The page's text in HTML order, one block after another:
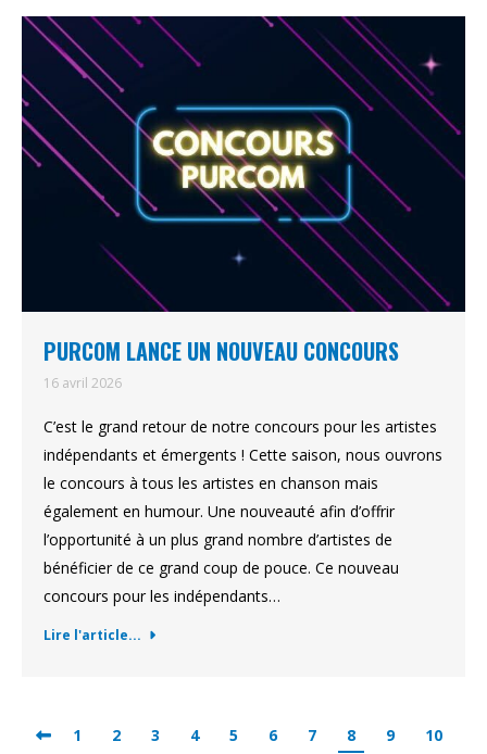
PURCOM LANCE UN NOUVEAU CONCOURS
16 avril 2026
C’est le grand retour de notre concours pour les artistes
indépendants et émergents ! Cette saison, nous ouvrons
le concours à tous les artistes en chanson mais
également en humour. Une nouveauté afin d’offrir
l’opportunité à un plus grand nombre d’artistes de
bénéficier de ce grand coup de pouce. Ce nouveau
concours pour les indépendants…
Lire l'article...
1 2 3 4 5 6 7 8 9
10